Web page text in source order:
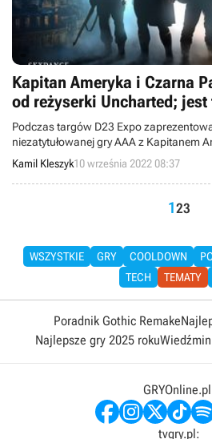
Kapitan Ameryka i Czarna
od reżyserki Uncharted;
Podczas targów D23 Expo
niezatytułowanej gry AAA z Kapitanem
rolach głównych. Za produkcję
Media i kierująca nią Amy Hennig, znana
Kamil Kleszyk10 września 2022 08:37
123
WSZYSTKIE GRY COOLDOWN
TECH
TEMATY
Poradnik Gothic Remake
Najlepsze gry 2025 roku
tvgry.pl: